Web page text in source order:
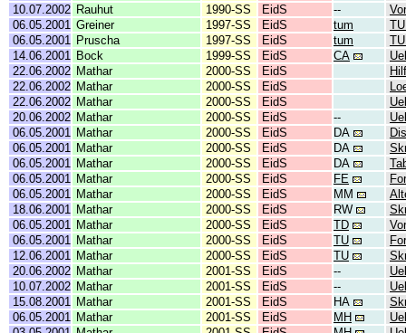
10.07.2002 Rauhut 1990-SS EidS --
06.05.2001 Greiner 1997-SS EidS tum
06.05.2001
Pruscha 1997-SS EidS tum
14.06.2001
Bock 1999-SS EidS CA
22.06.2002 Mathar 2000-SS EidS
22.06.2002 Mathar 2000-SS EidS
22.06.2002 Mathar 2000-SS EidS
20.06.2002 Mathar 2000-SS EidS --
06.05.2001
Mathar 2000-SS EidS DA
06.05.2001
Mathar 2000-SS EidS DA
06.05.2001
Mathar 2000-SS EidS DA
06.05.2001
Mathar 2000-SS EidS FE
06.05.2001
Mathar 2000-SS EidS MM
18.06.2001
Mathar 2000-SS EidS RW
06.05.2001
Mathar 2000-SS EidS TD
06.05.2001
Mathar 2000-SS EidS TU
12.06.2001
Mathar 2000-SS EidS TU
20.06.2002 Mathar 2001-SS EidS --
10.07.2002 Mathar 2001-SS EidS --
15.08.2001
Mathar 2001-SS EidS HA
06.05.2001
Mathar 2001-SS EidS MH